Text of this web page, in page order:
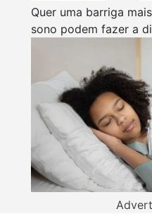
Quer uma barriga
sono podem fazer a